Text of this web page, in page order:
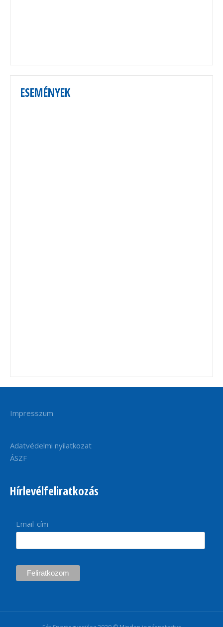
ESEMÉNYEK
Impresszum
Adatvédelmi nyilatkozat
ÁSZF
Hírlevélfeliratkozás
Email-cím